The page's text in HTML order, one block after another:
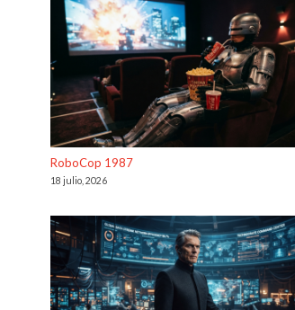
RoboCop 1987
18 julio, 2026